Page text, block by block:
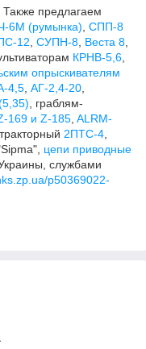
Также предлагаем
6М (румынка) СПП-8
12 СУПН-8 Веста 8
КРНВ-5,6
опрыскивателям
4,5 АГ-2,4-20
, граблям-
169 и Z-185 ALRM-
2ПТС-4
цепи приводные
службами
p50369022-